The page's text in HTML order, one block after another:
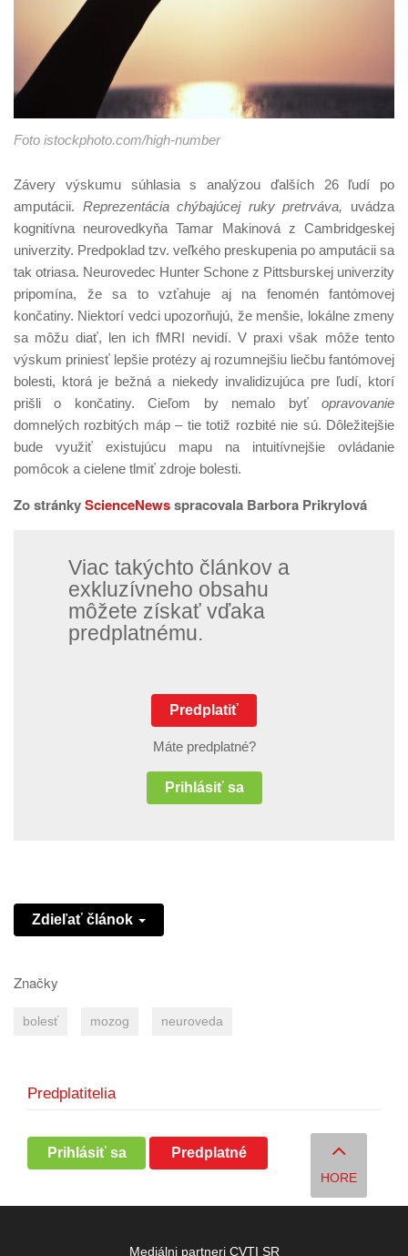
Foto istockphoto.com/high-number
Závery výskumu súhlasia s analýzou ďalších 26 ľudí po
amputácii. Reprezentácia chýbajúcej ruky pretrváva, uvádza
kognitívna neurovedkyňa Tamar Makinová z Cambridgeskej
univerzity. Predpoklad tzv. veľkého preskupenia po amputácii sa
tak otriasa. Neurovedec Hunter Schone z Pittsburskej univerzity
pripomína, že sa to vzťahuje aj na fenomén fantómovej
končatiny. Niektorí vedci upozorňujú, že menšie, lokálne zmeny
sa môžu diať, len ich fMRI nevidí. V praxi však môže tento
výskum priniesť lepšie protézy aj rozumnejšiu liečbu fantómovej
bolesti, ktorá je bežná a niekedy invalidizujúca pre ľudí, ktorí
prišli o končatiny. Cieľom by nemalo byť opravovanie
domnelých rozbitých máp – tie totiž rozbité nie sú. Dôležitejšie
bude využiť existujúcu mapu na intuitívnejšie ovládanie
pomôcok a cielene tlmiť zdroje bolesti.
Zo stránkyScienceNewsspracovala Barbora Prikrylová
Viac takýchto článkov a
exkluzívneho obsahu
môžete získať vďaka
predplatnému.
Predplatiť
Máte predplatné?
Prihlásiť sa
Zdieľať článok
Značky
bolesť mozog neuroveda
Predplatitelia
Prihlásiť sa Predplatné
HORE
Mediálni partneri CVTI SR